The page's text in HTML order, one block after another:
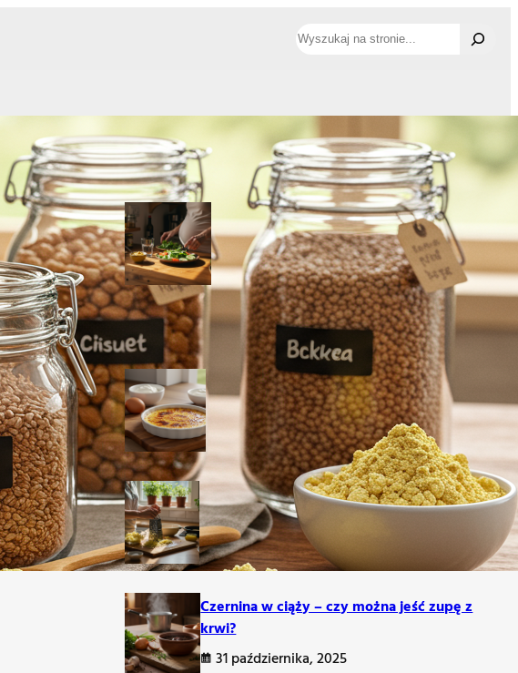
Szukaj
Najnowsze wpisy
Musztarda w ciąży – co warto
wiedzieć?
3 listopada, 2025
Rozcięta broda u dziecka – kiedy szyć i jak leczyć
2 listopada, 2025
Creme brulee w ciąży – Czy to
bezpieczne?
1 listopada, 2025
Placki ziemniaczane w ciąży – czy można
je jeść?
31 października, 2025
Czernina w ciąży – czy można jeść zupę z
krwi?
31 października, 2025